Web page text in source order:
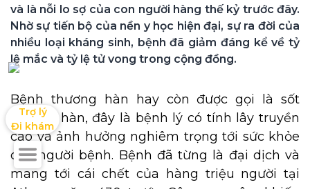
và là nỗi lo sợ của con người hàng thế kỷ trước đây.
Nhờ sự tiến bộ của nền y học hiện đại, sự ra đời của
nhiều loại kháng sinh, bệnh đã giảm đáng kể về tỷ
lệ mắc và tỷ lệ tử vong trong cộng đồng.
Bệnh thương hàn hay còn được gọi là sốt
thương hàn, đây là bệnh lý có tính lây truyền
cao và ảnh hưởng nghiêm trọng tới sức khỏe
của người bệnh. Bệnh đã từng là đại dịch và
mang tới cái chết của hàng triệu người tại
Trợ lý
Đi khám